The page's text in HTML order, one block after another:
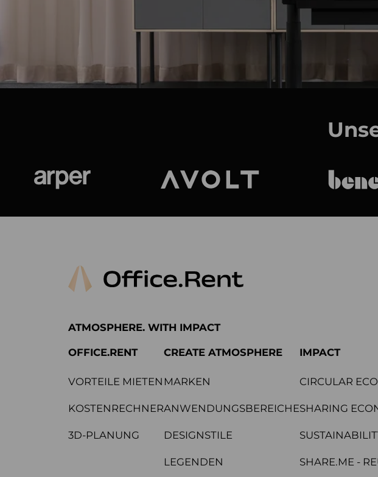
ATMOSPHERE. WITH IMPACT
OFFICE.RENT
VORTEILE MIETEN
KOSTENRECHNER
3D-PLANUNG
CREATE ATMOSPHERE
MARKEN
ANWENDUNGSBEREICHE
DESIGNSTILE
LEGENDEN
IMPACT
CIRCULAR
SHARING
SHARE.ME -